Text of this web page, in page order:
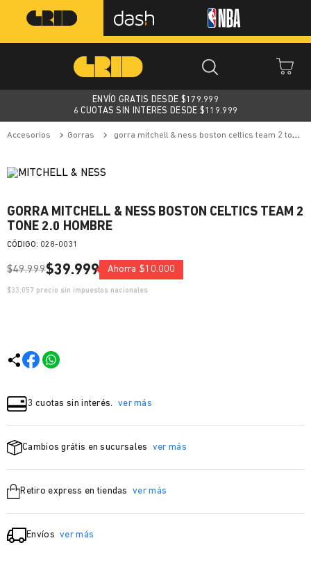
ENVÍO GRATIS DESDE $179.999
6 CUOTAS SIN INTERES DESDE $119.999
accesorios gorras gorra mitchell & ness boston celtics team 2 tone 2.0 hombre
GORRA MITCHELL & NESS BOSTON CELTICS TEAM 2
TONE 2.0 HOMBRE
: 028-0031
$49.999$39.999 Ahorra $10.000
$33.057 precio sin impuestos nacionales
3 cuotas sin interés. ver más
Cambios grátis en sucursales ver más
Retiro express en tiendas ver más
Envíos ver más